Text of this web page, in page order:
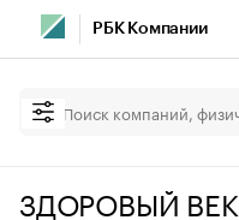
РБК Компании
ЗДОРОВЫЙ ВЕК